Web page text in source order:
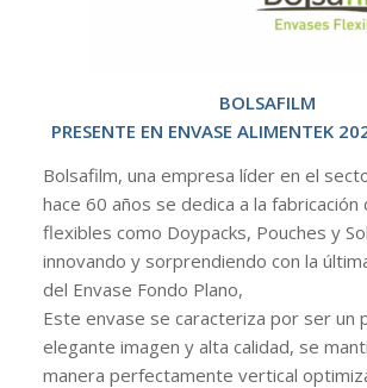
BOLSAFILM
PRESENTE EN ENVASE ALIMENTEK
Bolsafilm, una empresa líder en el
hace 60 años se dedica a la fabricación
flexibles como Doypacks, Pouches y
innovando y sorprendiendo con la
del Envase Fondo Plano,
Este envase se caracteriza por ser un
elegante imagen y alta calidad, se
manera perfectamente vertical